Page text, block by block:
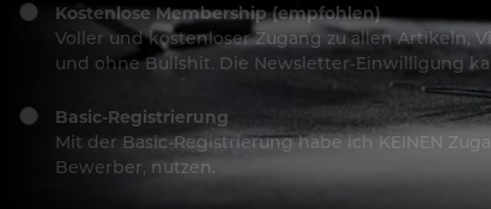
Kostenlose Membership (empfohlen)
Voller und kostenloser Zugang zu allen Artikeln,
und ohne Bullshit. Die Newsletter-Einwilligung
Basic-Registrierung
Mit der Basic-Registrierung habe ich KEINEN
Bewerber, nutzen.